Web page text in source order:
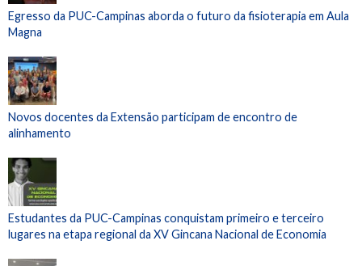
Egresso da PUC-Campinas aborda o futuro da fisioterapia em Aula
Magna
Novos docentes da Extensão participam de encontro de
alinhamento
Estudantes da PUC-Campinas conquistam primeiro e terceiro
lugares na etapa regional da XV Gincana Nacional de Economia